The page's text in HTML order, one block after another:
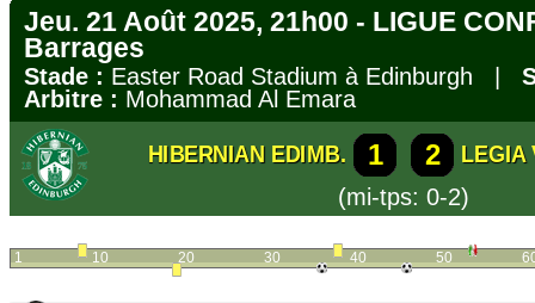
Jeu. 21 Août 2025, 21h00 - LIGUE
Barrages
Stade : Easter Road Stadium à Edinburgh |
Arbitre : Mohammad Al Emara
HIBERNIAN EDIMB. 1 2
LEGIA
(mi-tps: 0-2)
1 10 20 30 40 50